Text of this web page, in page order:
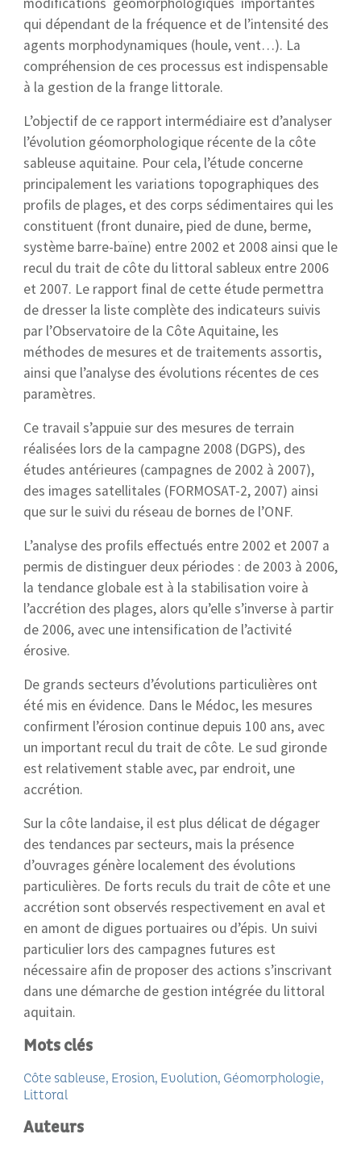
qui dépendant de la fréquence et de l’intensité des
agents morphodynamiques (houle, vent…). La
compréhension de ces processus est indispensable
à la gestion de la frange littorale.
L’objectif de ce rapport intermédiaire est d’analyser
l’évolution géomorphologique récente de la côte
sableuse aquitaine. Pour cela, l’étude concerne
principalement les variations topographiques des
profils de plages, et des corps sédimentaires qui les
constituent (front dunaire, pied de dune, berme,
système barre-baïne) entre 2002 et 2008 ainsi que le
recul du trait de côte du littoral sableux entre 2006
et 2007. Le rapport final de cette étude permettra
de dresser la liste complète des indicateurs suivis
par l’Observatoire de la Côte Aquitaine, les
méthodes de mesures et de traitements assortis,
ainsi que l’analyse des évolutions récentes de ces
paramètres.
Ce travail s’appuie sur des mesures de terrain
réalisées lors de la campagne 2008 (DGPS), des
études antérieures (campagnes de 2002 à 2007),
des images satellitales (FORMOSAT-2, 2007) ainsi
que sur le suivi du réseau de bornes de l’ONF.
L’analyse des profils effectués entre 2002 et 2007 a
permis de distinguer deux périodes : de 2003 à 2006,
la tendance globale est à la stabilisation voire à
l’accrétion des plages, alors qu’elle s’inverse à partir
de 2006, avec une intensification de l’activité
érosive.
De grands secteurs d’évolutions particulières ont
été mis en évidence. Dans le Médoc, les mesures
confirment l’érosion continue depuis 100 ans, avec
un important recul du trait de côte. Le sud gironde
est relativement stable avec, par endroit, une
accrétion.
Sur la côte landaise, il est plus délicat de dégager
des tendances par secteurs, mais la présence
d’ouvrages génère localement des évolutions
particulières. De forts reculs du trait de côte et une
accrétion sont observés respectivement en aval et
en amont de digues portuaires ou d’épis. Un suivi
particulier lors des campagnes futures est
nécessaire afin de proposer des actions s’inscrivant
dans une démarche de gestion intégrée du littoral
aquitain.
Mots clés
Côte sableuse Erosion Evolution Géomorphologie
Littoral
Auteurs